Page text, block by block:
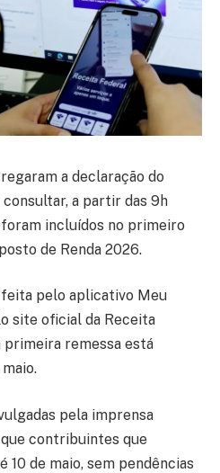
a declaração do
consultar, a partir das 9h
incluídos no primeiro
de Renda 2026.
pelo aplicativo Meu
site oficial da Receita
primeira remessa está
pela imprensa
contribuintes que
10 de maio, sem pendências